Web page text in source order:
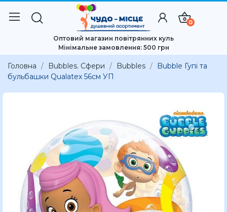
0
Оптовий магазин повітрянних куль
Мінімальне замовлення: 500 грн
Головна Bubbles. Сфери Bubbles
Bubble Гупі та
бульбашки Qualatex 56см УП